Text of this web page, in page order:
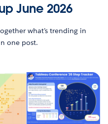
June 2026
what’s trending in
one post.